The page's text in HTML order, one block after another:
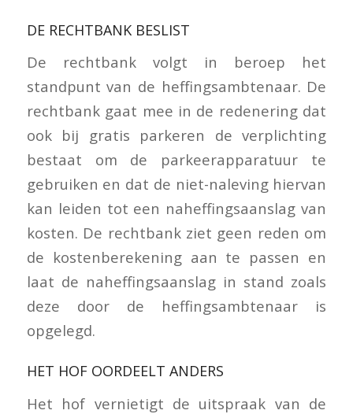
DE RECHTBANK BESLIST
De rechtbank volgt in beroep het
standpunt van de heffingsambtenaar. De
rechtbank gaat mee in de redenering dat
ook bij gratis parkeren de verplichting
bestaat om de parkeerapparatuur te
gebruiken en dat de niet-naleving hiervan
kan leiden tot een naheffingsaanslag van
kosten. De rechtbank ziet geen reden om
de kostenberekening aan te passen en
laat de naheffingsaanslag in stand zoals
deze door de heffingsambtenaar is
opgelegd.
HET HOF OORDEELT ANDERS
Het hof vernietigt de uitspraak van de